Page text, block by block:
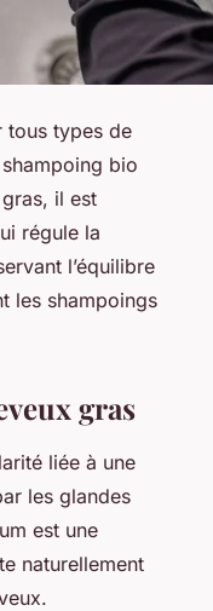
tous types de
bio
il est
régule la
l’équilibre
les shampoings
gras
liée à une
les glandes
est une
naturellement